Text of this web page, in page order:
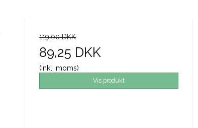
119,00 DKK
89,25 DKK
(inkl. moms)
Vis produkt